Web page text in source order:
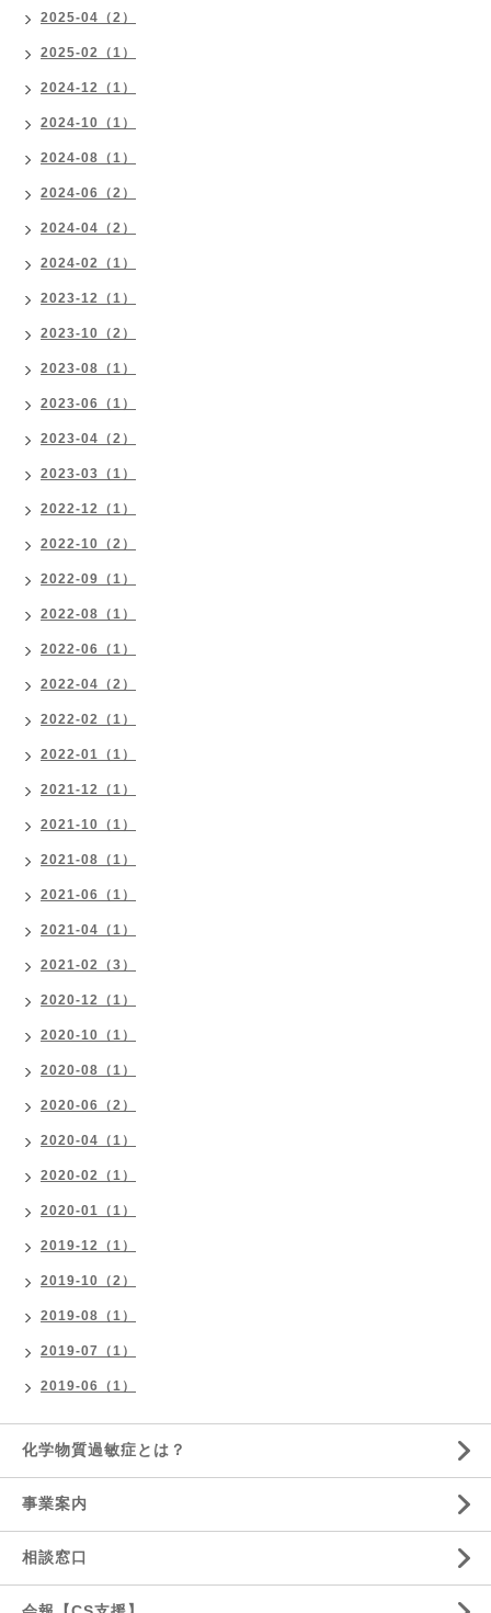
2025-04（2）
2025-02（1）
2024-12（1）
2024-10（1）
2024-08（1）
2024-06（2）
2024-04（2）
2024-02（1）
2023-12（1）
2023-10（2）
2023-08（1）
2023-06（1）
2023-04（2）
2023-03（1）
2022-12（1）
2022-10（2）
2022-09（1）
2022-08（1）
2022-06（1）
2022-04（2）
2022-02（1）
2022-01（1）
2021-12（1）
2021-10（1）
2021-08（1）
2021-06（1）
2021-04（1）
2021-02（3）
2020-12（1）
2020-10（1）
2020-08（1）
2020-06（2）
2020-04（1）
2020-02（1）
2020-01（1）
2019-12（1）
2019-10（2）
2019-08（1）
2019-07（1）
2019-06（1）
化学物質過敏症とは？
事業案内
相談窓口